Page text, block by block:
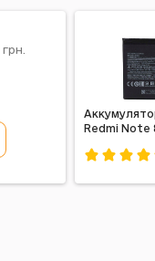
грн.
Redmi Note